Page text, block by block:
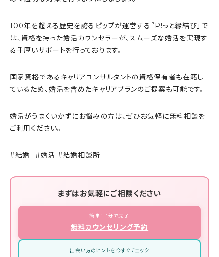
100年を超える歴史を誇るピップが運営する『P!っと縁結び」で
は、資格を持った婚活カウンセラーが、スムーズな婚活を実現す
る手厚いサポートを行っております。
国家資格であるキャリアコンサルタントの資格保有者も在籍し
ているため、婚活を含めたキャリアプランのご提案も可能です。
婚活がうまくいかずにお悩みの方は、ぜひお気軽に無料相談を
ご利用ください。
#結婚 #婚活 #結婚相談所
まずはお気軽にご相談ください
簡単！ 1分で完了
無料カウンセリング予約
出会い方のヒントを今すぐチェック